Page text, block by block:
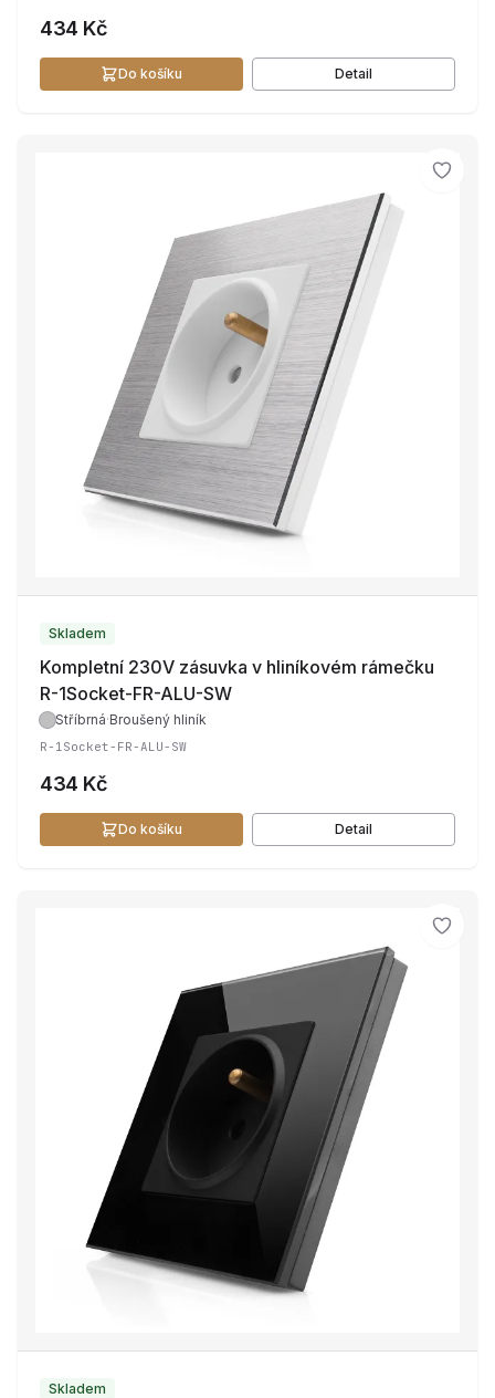
434 Kč
Do košíku Detail
Skladem
Kompletní 230V zásuvka v hliníkovém rámečku
R-1Socket-FR-ALU-SW
Stříbrná·Broušený hliník
R-1Socket-FR-ALU-SW
434 Kč
Do košíku Detail
Skladem